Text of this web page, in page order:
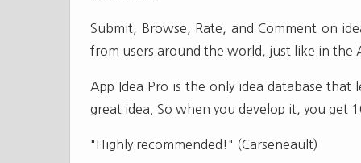
Submit, Browse, Rate, and Comment on
from users around the world, just like in the
App Idea Pro is the only idea database
great idea. So when you develop it, you get
"Highly recommended!" (Carseneault)